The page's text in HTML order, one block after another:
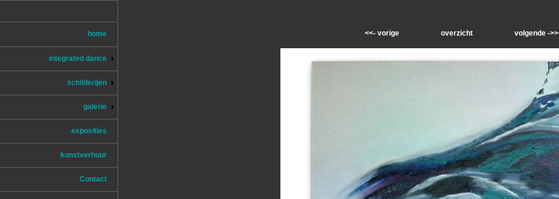
home
integrated dance
schilderijen
galerie
exposities
kunstverhuur
Contact
<<- vorige overzicht volgende ->>